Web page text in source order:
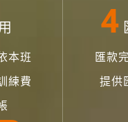
本班
練費
匯款
提供